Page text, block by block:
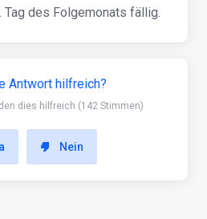
des Folgemonats fällig.
Antwort hilfreich?
dies hilfreich (142 Stimmen)
Nein